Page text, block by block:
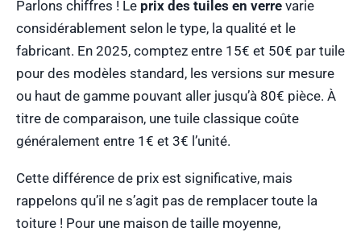
Parlons chiffres ! Le prix des tuiles en verre varie
considérablement selon le type, la qualité et le
fabricant. En 2025, comptez entre 15€ et 50€ par tuile
pour des modèles standard, les versions sur mesure
ou haut de gamme pouvant aller jusqu’à 80€ pièce. À
titre de comparaison, une tuile classique coûte
généralement entre 1€ et 3€ l’unité.
Cette différence de prix est significative, mais
rappelons qu’il ne s’agit pas de remplacer toute la
toiture ! Pour une maison de taille moyenne,